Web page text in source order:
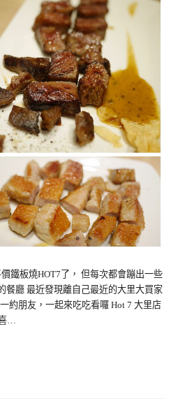
鐵板燒HOT7了， 但每次都會蹦出一些
餐廳 最近發現離自己最近的大里大買家
約朋友，一起來吃吃看囉 Hot 7 大里店
…